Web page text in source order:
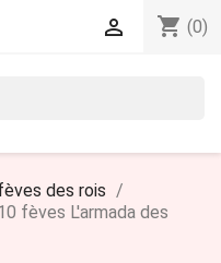
shopping_cart (0)

des rois
fèves L'armada des